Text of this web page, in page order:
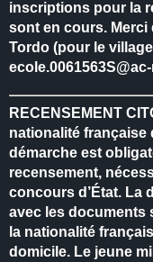
inscriptions pour la
sont en cours. Merci
Tordo (pour le
RECENSEMENT
nationalité française
démarche est
recensement,
concours d’État. La
avec les documents
la nationalité
domicile. Le jeune